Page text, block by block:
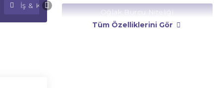
İş & Kariyer Falı Para Falı
Oğlak Burcu Niteliği
Tüm Özelliklerini Gör